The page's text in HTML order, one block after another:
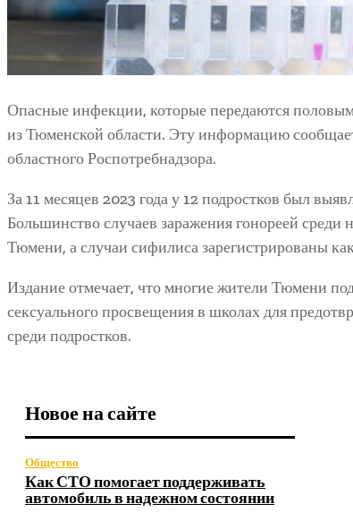
Опасные инфекции, которые передаются
из Тюменской области. Эту информацию
областного Роспотребнадзора.
За 11 месяцев 2023 года у 12 подростков был
Большинство случаев заражения гонореей
Тюмени, а случаи сифилиса зарегистрированы
Издание отмечает, что многие жители Тюмени
сексуального просвещения в школах для
среди подростков.
Новое на сайте
Общество
Как СТО помогает поддерживать
автомобиль в надежном состоянии